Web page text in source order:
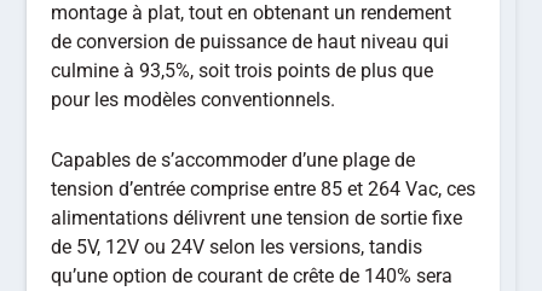
montage à plat, tout en obtenant un rendement
de conversion de puissance de haut niveau qui
culmine à 93,5%, soit trois points de plus que
pour les modèles conventionnels.
Capables de s’accommoder d’une plage de
tension d’entrée comprise entre 85 et 264 Vac, ces
alimentations délivrent une tension de sortie fixe
de 5V, 12V ou 24V selon les versions, tandis
qu’une option de courant de crête de 140% sera